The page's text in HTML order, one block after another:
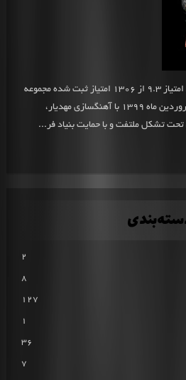
مجموعه مجاز از هیچکسمیانگین امتیاز 9.3 از 1306 امتیاز ثبت شده مجموعه
مجاز از هیچکس در تاریخ 11 فروردین ماه 1399 با آهنگسازی مهدیار،
تشکل ملتفت و با حمایت بنیاد فر...
2
8
127
1
36
7